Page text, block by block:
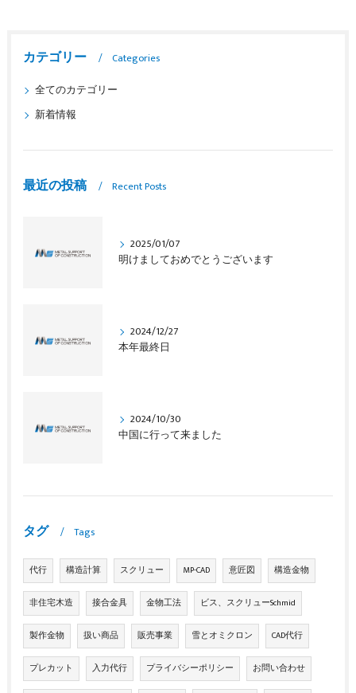
カテゴリー
Categories
全てのカテゴリー
新着情報
最近の投稿 Recent Posts
2025/01/07
明けましておめでとうございます
2024/12/27
本年最終日
2024/10/30
中国に行って来ました
タグ Tags
代行 構造計算 スクリュー MP-CAD 意匠図 構造金物
非住宅木造 接合金具 金物工法 ビス、スクリューSchmid
製作金物 扱い商品 販売事業 雪とオミクロン CAD代行
プレカット 入力代行 プライバシーポリシー お問い合わせ